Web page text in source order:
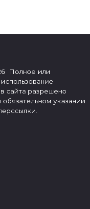
Полное или
сайта разрешено
обязательном указании